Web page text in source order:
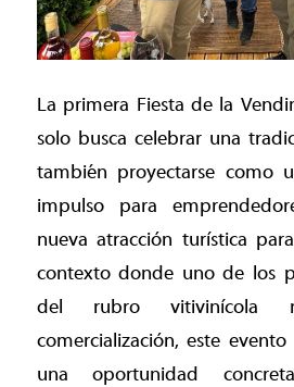
La primera Fiesta de la
solo busca celebrar una
también proyectarse como
impulso para
nueva atracción turística
contexto donde uno de los
del rubro vitivinícola
comercialización, este
una oportunidad